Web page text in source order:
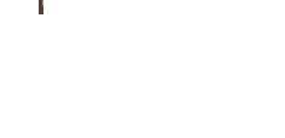
azena